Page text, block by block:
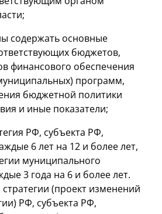
содержать основные
бюджетов,
финансового обеспечения
программ,
бюджетной политики
и иные показатели;
РФ, субъекта РФ,
6 лет на 12 и более лет,
муниципального
3 года на 6 и более лет.
(проект изменений
РФ, субъекта РФ,